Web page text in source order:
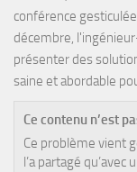
conférence
décembre,
présenter des
saine et abordable
Ce contenu n’est
Ce problème vient
l’a partagé